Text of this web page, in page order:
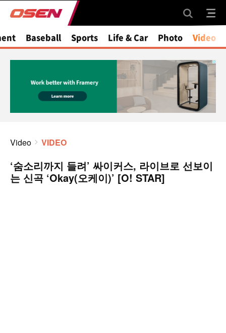
Baseball Sports Life & Car Photo Video
Video VIDEO
‘숨소리까지 들려’ 싸이커스, 라이브로 선보이
는 신곡 ‘Okay(오케이)’ [O! STAR]